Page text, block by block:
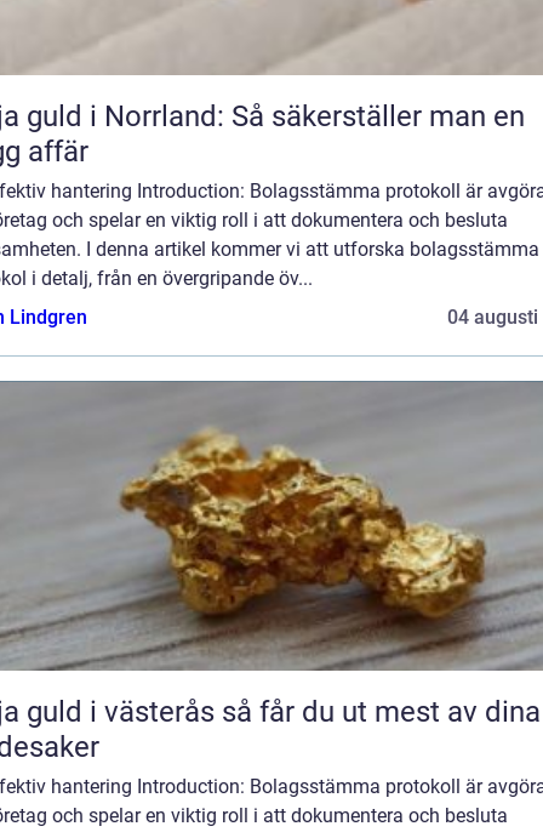
guld i Norrland: Så säkerställer man en
affär
hantering Introduction: Bolagsstämma protokoll är
och spelar en viktig roll i att dokumentera och besluta
I denna artikel kommer vi att utforska bolagsstämma
i detalj, från en övergripande öv...
Lindgren
04 augusti
i västerås så får du ut mest av dina
hantering Introduction: Bolagsstämma protokoll är
och spelar en viktig roll i att dokumentera och besluta